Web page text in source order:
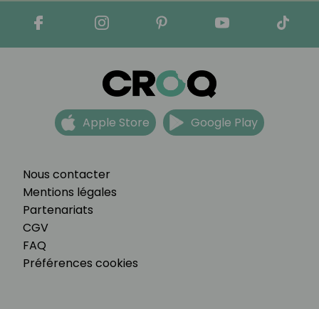
Nous contacter
Mentions légales
Partenariats
CGV
FAQ
Préférences cookies
Apple Store Google Play